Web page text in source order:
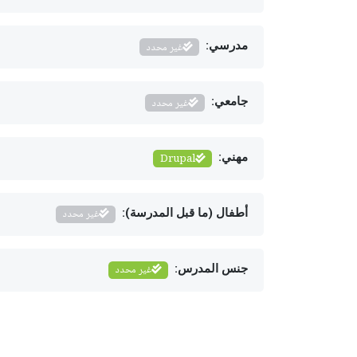
مدرسي: غير محدد
جامعي: غير محدد
مهني: Drupal
أطفال (ما قبل المدرسة): غير محدد
جنس المدرس: غير محدد